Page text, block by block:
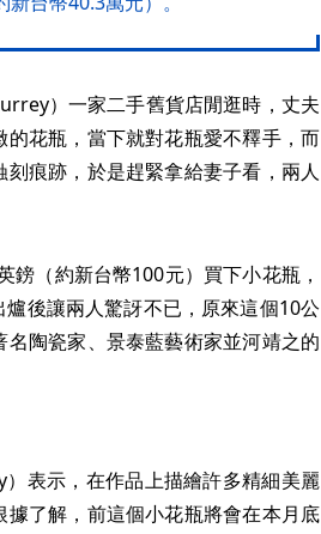
）一家二手舊貨店閒逛時，丈夫
花瓶，當下就對花瓶愛不釋手，而
痕跡，於是趕緊拿給妻子看，兩人
（約新台幣100元）買下小花瓶，
後讓兩人驚訝不已，原來這個10公
陶瓷家、景泰藍藝術家並河靖之的
表示，在作品上描繪許多精細美麗
了解，前這個小花瓶將會在本月底